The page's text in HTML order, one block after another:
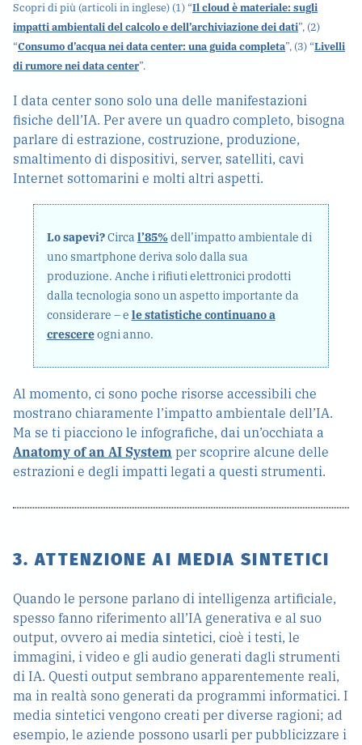
Scopri di più (articoli in inglese) (1) “Il cloud è materiale: sugli
impatti ambientali del calcolo e dell’archiviazione dei dati”, (2)
“Consumo d’acqua nei data center: una guida completa”, (3) “Livelli
di rumore nei data center”.
I data center sono solo una delle manifestazioni
fisiche dell’IA. Per avere un quadro completo, bisogna
parlare di estrazione, costruzione, produzione,
smaltimento di dispositivi, server, satelliti, cavi
Internet sottomarini e molti altri aspetti.
Lo sapevi?Circa l’85%dell’impatto ambientale di
uno smartphone deriva solo dalla sua
produzione. Anche i rifiuti elettronici prodotti
dalla tecnologia sono un aspetto importante da
considerare – e le statistiche continuano a
crescereogni anno.
Al momento, ci sono poche risorse accessibili che
mostrano chiaramente l’impatto ambientale dell’IA.
Ma se ti piacciono le infografiche, dai un’occhiata a
Anatomy of an AI System per scoprire alcune delle
estrazioni e degli impatti legati a questi strumenti.
3. ATTENZIONE AI MEDIA SINTETICI
Quando le persone parlano di intelligenza artificiale,
spesso fanno riferimento all’IA generativa e al suo
output, ovvero ai media sintetici, cioè i testi, le
immagini, i video e gli audio generati dagli strumenti
di IA. Questi output sembrano apparentemente reali,
ma in realtà sono generati da programmi informatici. I
media sintetici vengono creati per diverse ragioni; ad
esempio, le aziende possono usarli per pubblicizzare i